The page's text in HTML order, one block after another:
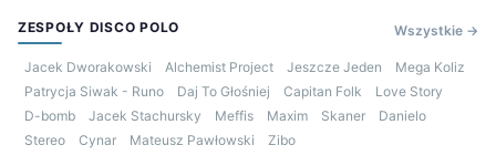
ZESPOŁY DISCO POLO Wszystkie →
Jacek Dworakowski Alchemist Project Jeszcze Jeden
Mega Koliz
Patrycja Siwak - Runo
Daj To Głośniej Capitan Folk
Love Story
D-bomb
Jacek Stachursky Meffis Maxim Skaner
Danielo
Stereo
Cynar Mateusz Pawłowski Zibo